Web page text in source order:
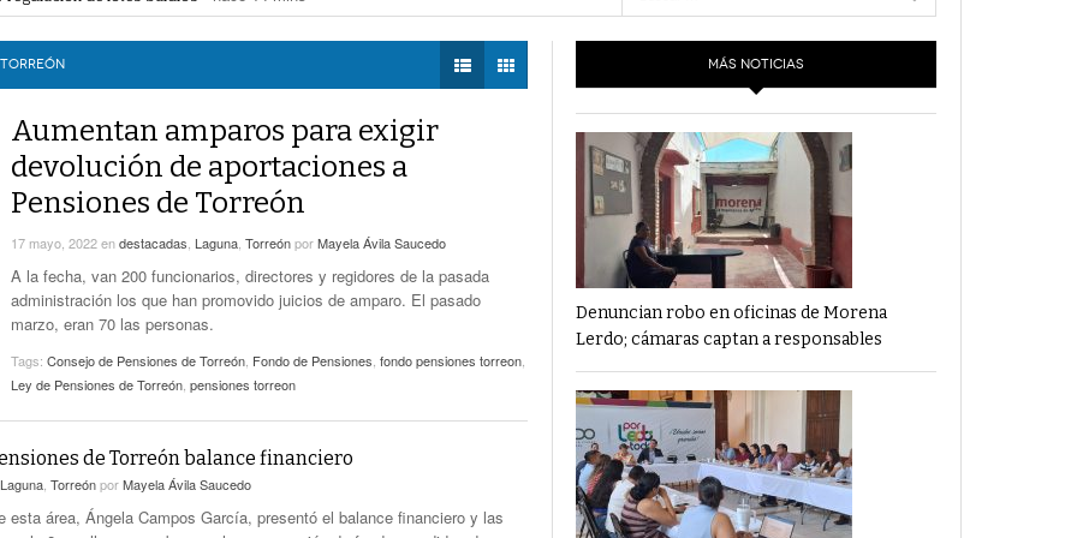
Avance De 33 Por Ciento
Abastos- Independencia Por Las Lluvias- hace
2 horas -
Coparmex Laguna Se Reunirá Con CFE La
Torreón Refuerza Su Compromiso Ambiental -
hace 3 horas -
TWEETS AND
LA MEJOR 97.1
ESTÉREO GALLITO
Financiamiento’ Por PC29
‘La Laguna: Bomba De Tiempo Por Falta De
Planeación’ Por PC29
- 17 mayo, 2021
‘Las Corrupciones, Sus Formas Y Efectos’ Por
PC29- 7 mayo, 2021
mins -
padrón de menores huérfanos por feminicidio- hace 37 mins -
un avance de 33 por ciento
Aumentan amparos para exigir
devolución de aportaciones a
Pensiones de Torreón
17 mayo, 2022endestacadas Laguna TorreónporMayela Ávila Saucedo
A la fecha, van 200 funcionarios, directores y regidores de la pasada
administración los que han promovido juicios de amparo. El pasado
marzo, eran 70 las personas.
Tags: Consejo de Pensiones de Torreón Fondo de Pensiones fondo pensiones torreon
Ley de Pensiones de Torreón pensiones torreon
de Torreón balance financiero
Laguna TorreónporMayela Ávila Saucedo
esta área, Ángela Campos García, presentó el balance financiero y las
MÁS NOTICIAS
Denuncian robo en oficinas de Morena
Lerdo; cámaras captan a responsables